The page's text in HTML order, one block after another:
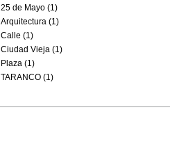
25 de Mayo (1)
Arquitectura (1)
Calle (1)
Ciudad Vieja (1)
Plaza (1)
TARANCO (1)